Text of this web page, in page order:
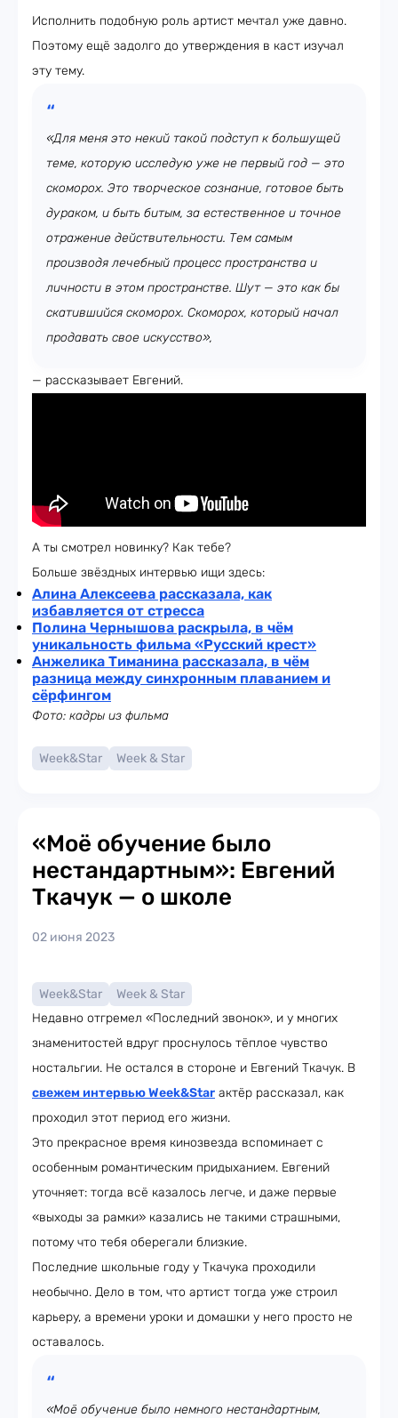
Исполнить подобную роль артист мечтал уже давно.
Поэтому ещё задолго до утверждения в каст изучал
эту тему.
«Для меня это некий такой подступ к большущей
теме, которую исследую уже не первый год — это
скоморох. Это творческое сознание, готовое быть
дураком, и быть битым, за естественное и точное
отражение действительности. Тем самым
производя лечебный процесс пространства и
личности в этом пространстве. Шут — это как бы
скатившийся скоморох. Скоморох, который начал
продавать свое искусство»,
— рассказывает Евгений.
А ты смотрел новинку? Как тебе?
Больше звёздных интервью ищи здесь:
Алина Алексеева рассказала, как
избавляется от стресса
Полина Чернышова раскрыла, в чём
уникальность фильма «Русский крест»
Анжелика Тиманина рассказала, в чём
разница между синхронным плаванием и
сёрфингом
Фото: кадры из фильма
Week&Star Week & Star
«Моё обучение было
нестандартным»: Евгений
Ткачук — о школе
02 июня 2023
Week&Star
Week & Star
Недавно отгремел «Последний звонок», и у многих
знаменитостей вдруг проснулось тёплое чувство
ностальгии. Не остался в стороне и Евгений Ткачук. В
свежем интервью Week&Star актёр рассказал, как
проходил этот период его жизни.
Это прекрасное время кинозвезда вспоминает с
особенным романтическим придыханием. Евгений
уточняет: тогда всё казалось легче, и даже первые
«выходы за рамки» казались не такими страшными,
потому что тебя оберегали близкие.
Последние школьные году у Ткачука проходили
необычно. Дело в том, что артист тогда уже строил
карьеру, а времени уроки и домашки у него просто не
оставалось.
«Моё обучение было немного нестандартным,